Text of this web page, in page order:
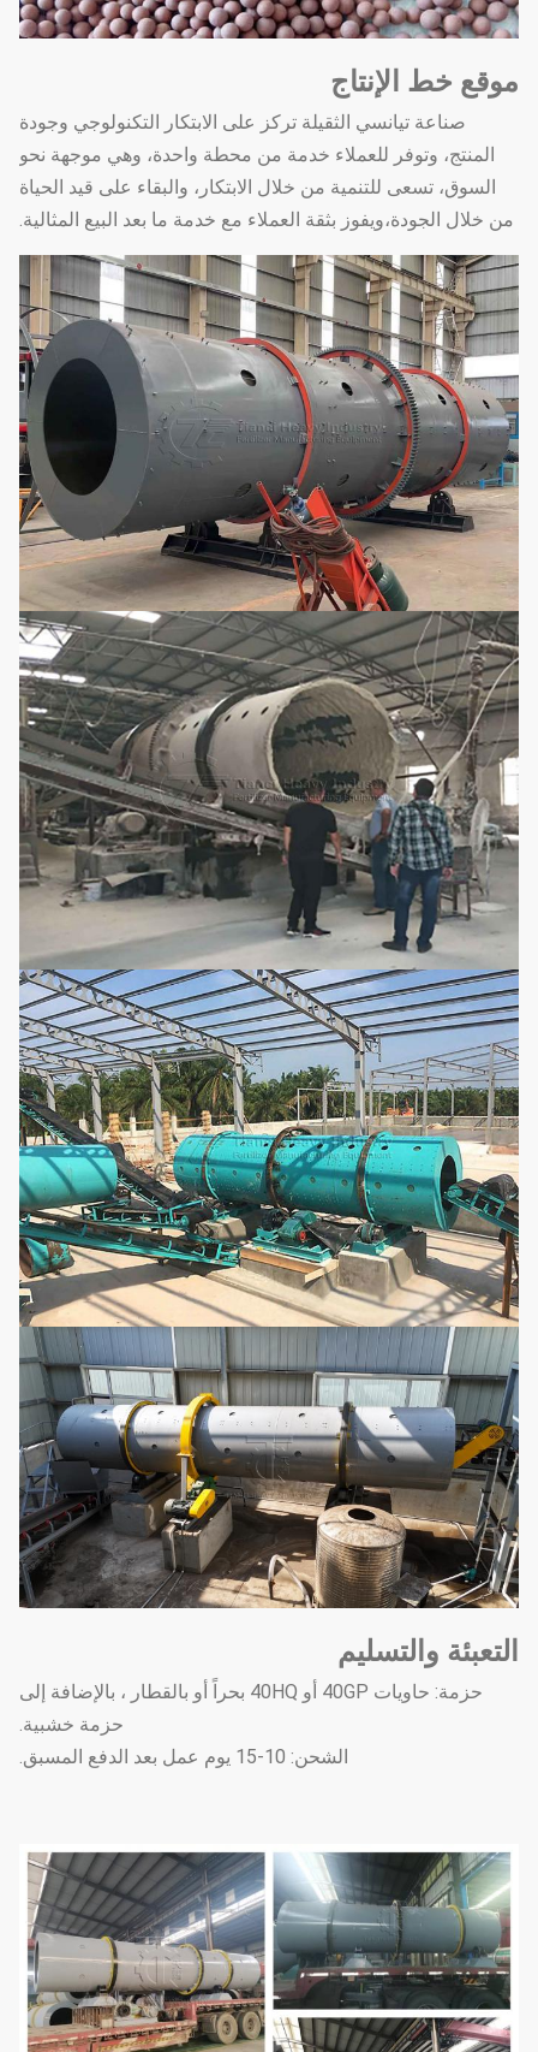
موقع خط الإنتاج
صناعة تيانسي الثقيلة تركز على الابتكار التكنولوجي وجودة
المنتج، وتوفر للعملاء خدمة من محطة واحدة، وهي موجهة نحو
السوق، تسعى للتنمية من خلال الابتكار، والبقاء على قيد الحياة
من خلال الجودة،ويفوز بثقة العملاء مع خدمة ما بعد البيع المثالية.
التعبئة والتسليم
حزمة: حاويات 40GP أو 40HQ بحراً أو بالقطار ، بالإضافة إلى
حزمة خشبية.
الشحن: 10-15 يوم عمل بعد الدفع المسبق.